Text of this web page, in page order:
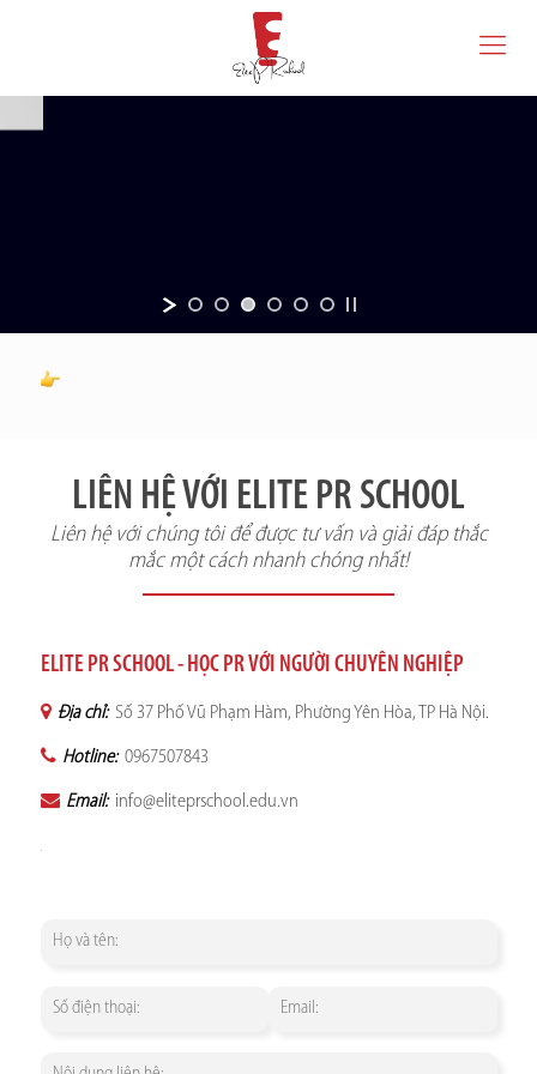
LIÊN HỆ VỚI ELITE PR SCHOOL
Liên hệ với chúng tôi để được tư vấn và giải đáp thắc
mắc một cách nhanh chóng nhất!
ELITE PR SCHOOL - HỌC PR VỚI NGƯỜI CHUYÊN NGHIỆP
Địa chỉ: Số 37 Phố Vũ Phạm Hàm, Phường Yên Hòa, TP Hà Nội.
Hotline: 0967507843
Email: info@eliteprschool.edu.vn